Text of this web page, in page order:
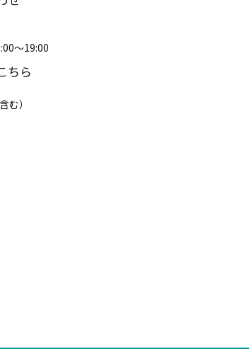
～19:00
ちら
む）